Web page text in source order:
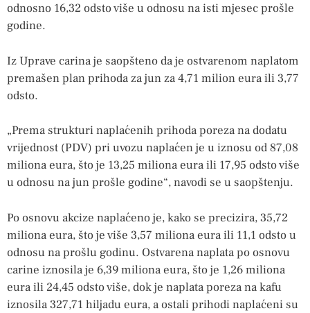
odnosno 16,32 odsto više u odnosu na isti mjesec prošle
godine.
Iz Uprave carina je saopšteno da je ostvarenom naplatom
premašen plan prihoda za jun za 4,71 milion eura ili 3,77
odsto.
„Prema strukturi naplaćenih prihoda poreza na dodatu
vrijednost (PDV) pri uvozu naplaćen je u iznosu od 87,08
miliona eura, što je 13,25 miliona eura ili 17,95 odsto više
u odnosu na jun prošle godine“, navodi se u saopštenju.
Po osnovu akcize naplaćeno je, kako se precizira, 35,72
miliona eura, što je više 3,57 miliona eura ili 11,1 odsto u
odnosu na prošlu godinu. Ostvarena naplata po osnovu
carine iznosila je 6,39 miliona eura, što je 1,26 miliona
eura ili 24,45 odsto više, dok je naplata poreza na kafu
iznosila 327,71 hiljadu eura, a ostali prihodi naplaćeni su